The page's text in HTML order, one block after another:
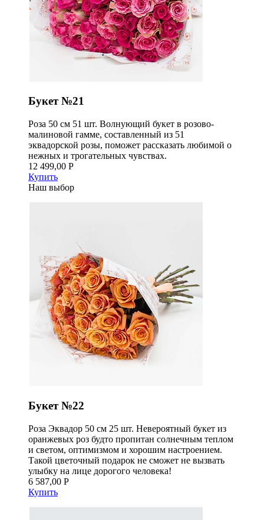
Букет №21
Роза 50 см 51 шт. Волнующий букет в розово-
малиновой гамме, составленный из 51
эквадорской розы, поможет рассказать любимой о
нежных и трогательных чувствах.
12 499,00 Р
Купить
Наш выбор
Букет №22
Роза Эквадор 50 см 25 шт. Невероятный букет из
оранжевых роз будто пропитан солнечным теплом
и светом, оптимизмом и хорошим настроением.
Такой цветочный подарок не сможет не вызвать
улыбку на лице дорогого человека!
6 587,00 Р
Купить